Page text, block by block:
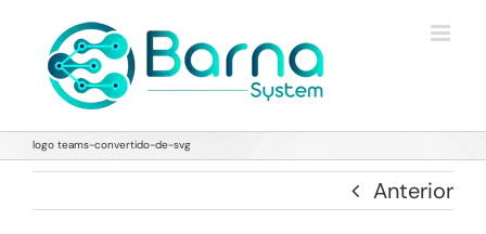
contenido
logo teams-convertido-de-svg
Anterior